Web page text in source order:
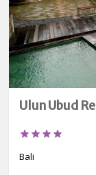
Ulun Ubud

Bali